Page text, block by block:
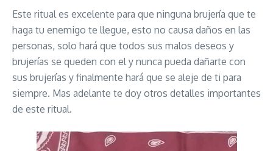
Este ritual es excelente para que ninguna brujería que te
haga tu enemigo te llegue, esto no causa daños en las
personas, solo hará que todos sus malos deseos y
brujerías se queden con el y nunca pueda dañarte con
sus brujerías y finalmente hará que se aleje de ti para
siempre. Mas adelante te doy otros detalles importantes
de este ritual.